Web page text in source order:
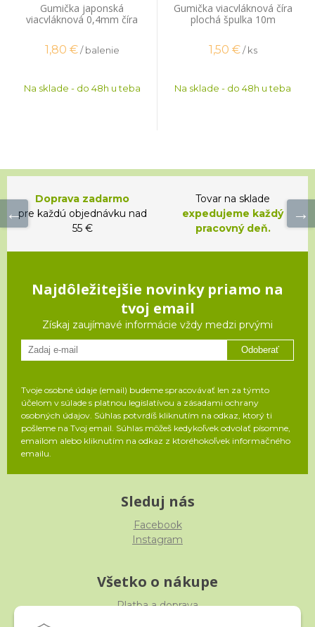
Gumička japonská
viacvláknová 0,4mm číra
1,80 € / balenie
Na sklade - do 48h u teba
Gumička viacvláknová číra
plochá špulka 10m
1,50 € / ks
Na sklade - do 48h u teba
Doprava zadarmo
pre každú objednávku nad
55 €
Tovar na sklade
expedujeme každý
pracovný deň.
Najdôležitejšie novinky priamo na
tvoj email
Získaj zaujímavé informácie vždy medzi prvými
Odoberať
Tvoje osobné údaje (email) budeme spracovávať len za týmto
účelom v súlade s platnou legislatívou a zásadami ochrany
osobných údajov. Súhlas potvrdíš kliknutím na odkaz, ktorý ti
pošleme na Tvoj email. Súhlas môžeš kedykoľvek odvolať písomne,
emailom alebo kliknutím na odkaz z ktoréhokoľvek informačného
emailu.
Sleduj nás
Facebook
Instagram
Všetko o nákupe
Platba a doprava